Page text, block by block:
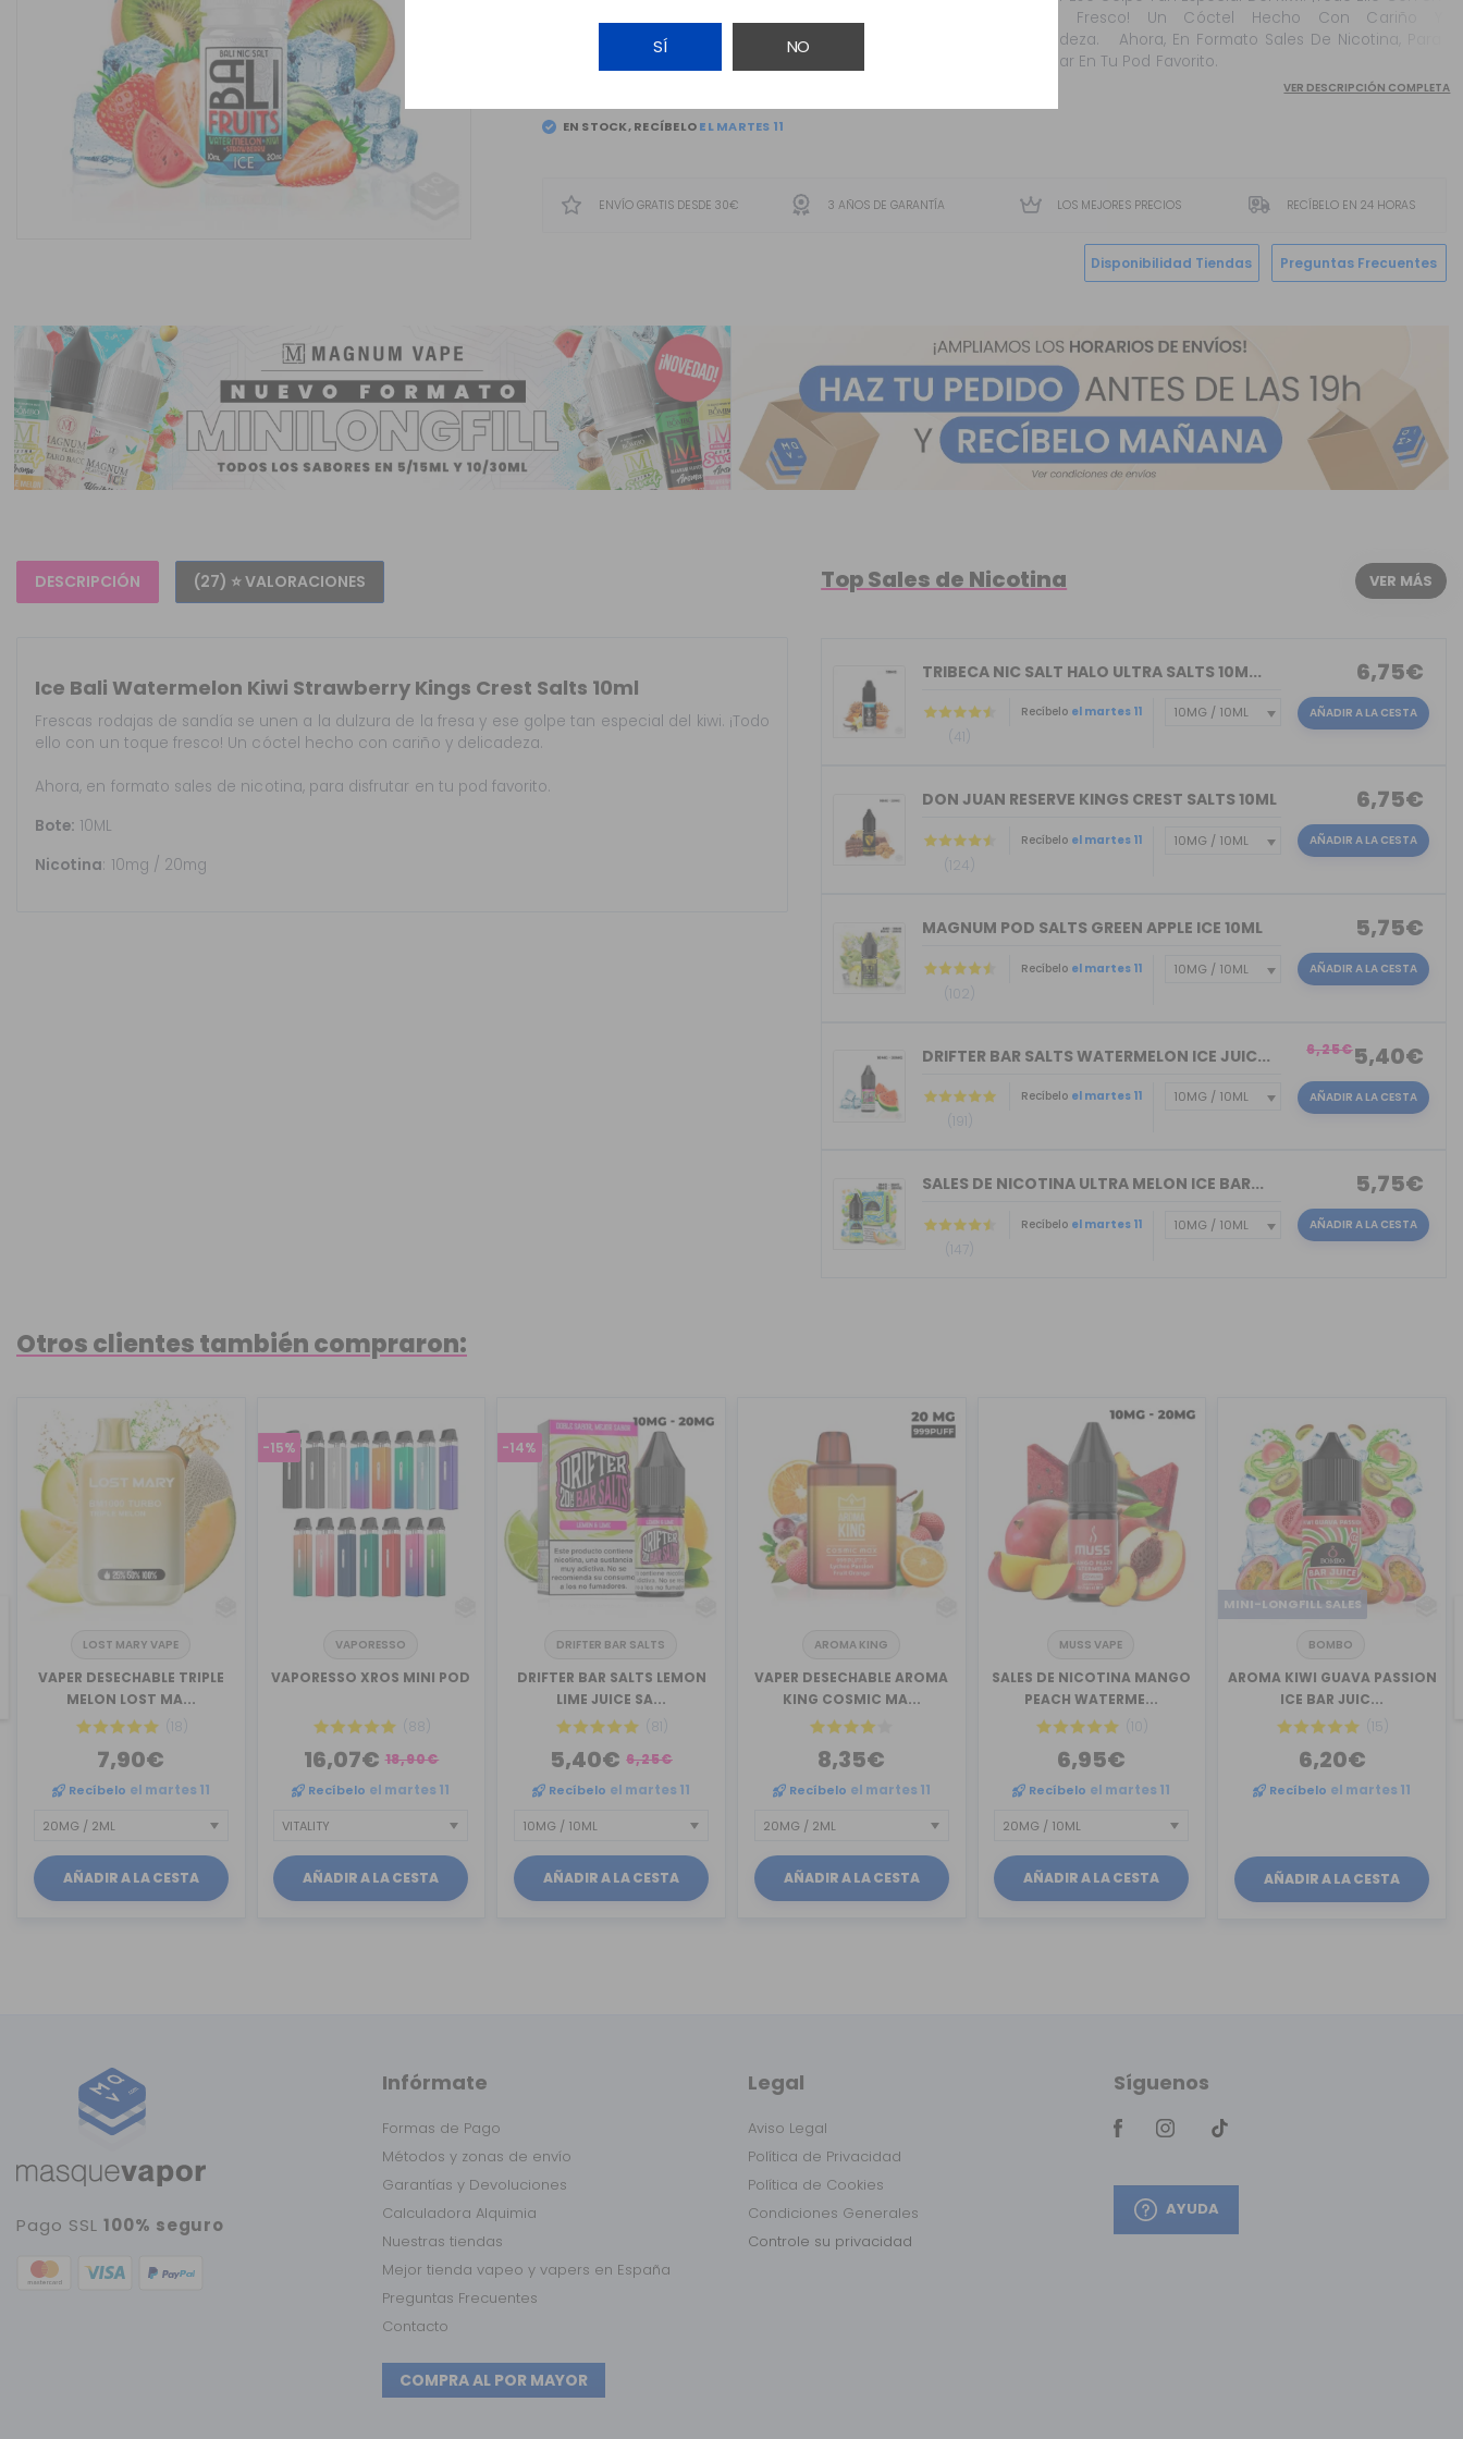
SÍ NO
EN STOCK, RECÍBELO
Toque Fresco! Un Cóctel Hecho Con Cariño Y
Delicadeza. Ahora, En Formato Sales De Nicotina, Para
Disfrutar En Tu Pod Favorito.
VER DESCRIPCIÓN COMPLETA
ENVÍO GRATIS DESDE 30€ 3 AÑOS DE GARANTÍA LOS MEJORES PRECIOS RECÍBELO EN 24 HORAS
Disponibilidad Tiendas Preguntas Frecuentes
DESCRIPCIÓN (27) ⭐ VALORACIONES
Ice Bali Watermelon Kiwi Strawberry Kings Crest Salts 10ml
Frescas rodajas de sandía se unen a la dulzura de la fresa y ese golpe tan especial del kiwi. ¡Todo
ello con un toque fresco! Un cóctel hecho con cariño y delicadeza.
Ahora, en formato sales de nicotina, para disfrutar en tu pod favorito.
Bote: 10ML
Nicotina: 10mg / 20mg
Top Sales de Nicotina VER MÁS
TRIBECA NIC SALT HALO ULTRA SALTS 10M...
(41)
Recíbelo el martes 11
6,75€
AÑADIR A LA CESTA
DON JUAN RESERVE KINGS CREST SALTS 10ML
(124)
Recíbelo el martes 11
6,75€
AÑADIR A LA CESTA
MAGNUM POD SALTS GREEN APPLE ICE 10ML
(102)
Recíbelo el martes 11
5,75€
AÑADIR A LA CESTA
DRIFTER BAR SALTS WATERMELON ICE JUIC...
(191)
Recíbelo el martes 11
5,40€
6,25€
AÑADIR A LA CESTA
SALES DE NICOTINA ULTRA MELON ICE BAR...
(147)
Recíbelo el martes 11
5,75€
AÑADIR A LA CESTA
Otros clientes también compraron:
LOST MARY VAPE
VAPER DESECHABLE TRIPLE
MELON LOST MA...
(18)
7,90€
Recíbelo el martes 11
AÑADIR A LA CESTA
-15%
VAPORESSO
VAPORESSO XROS MINI POD
(88)
16,07€ 18,90€
Recíbelo el martes 11
AÑADIR A LA CESTA
-14%
DRIFTER BAR SALTS
DRIFTER BAR SALTS LEMON
LIME JUICE SA...
(81)
5,40€ 6,25€
Recíbelo el martes 11
AÑADIR A LA CESTA
AROMA KING
VAPER DESECHABLE AROMA
KING COSMIC MA...
8,35€
Recíbelo el martes 11
AÑADIR A LA CESTA
MUSS VAPE
SALES DE NICOTINA MANGO
PEACH WATERME...
(10)
6,95€
Recíbelo el martes 11
AÑADIR A LA CESTA
MINI-LONGFILL SALES
BOMBO
AROMA KIWI GUAVA PASSION
ICE BAR JUIC...
(15)
6,20€
Recíbelo el martes 11
AÑADIR A LA CESTA
Pago SSL 100% seguro
Infórmate
Formas de Pago
Métodos y zonas de envío
Garantías y Devoluciones
Calculadora Alquimia
Nuestras tiendas
Mejor tienda vapeo y vapers en España
Preguntas Frecuentes
Contacto
COMPRA AL POR MAYOR
Legal
Aviso Legal
Política de Privacidad
Política de Cookies
Condiciones Generales
Controle su privacidad
Síguenos
AYUDA